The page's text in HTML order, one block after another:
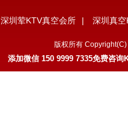
深圳荤KTV真空会所 | 深圳真
版权所有
添加微信 150 9999 7335免费咨询